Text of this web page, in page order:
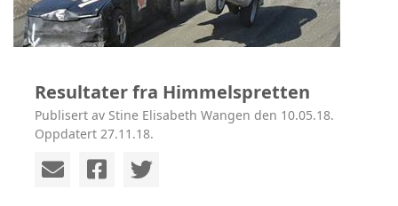
Resultater fra Himmelspretten
Publisert av Stine Elisabeth Wangen den 10.05.18.
Oppdatert 27.11.18.